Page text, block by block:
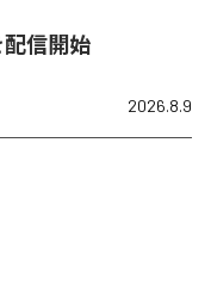
配信開始
2026.8.9